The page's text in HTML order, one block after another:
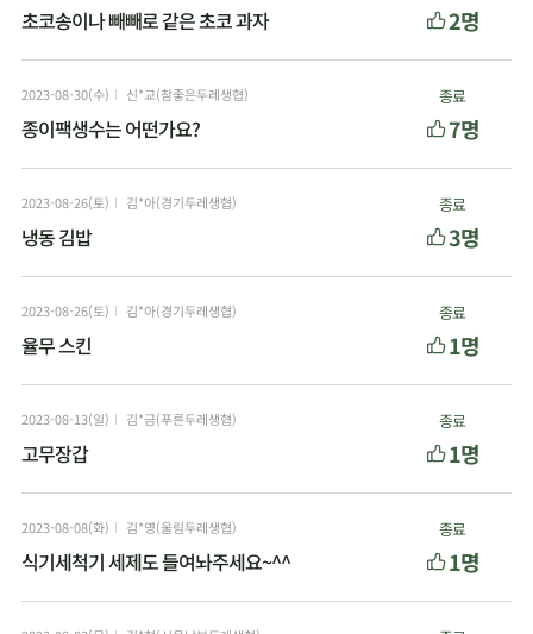
초코송이나 빼빼로 같은 초코 과자 2명
2023-08-30(수) 신*교(참좋은두레생협)
종이팩생수는 어떤가요?
종료
7명
2023-08-26(토) 김*아(경기두레생협)
냉동 김밥
종료
3명
2023-08-26(토) 김*아(경기두레생협)
율무 스킨
종료
1명
2023-08-13(일) 김*금(푸른두레생협)
고무장갑
종료
1명
2023-08-08(화) 김*영(울림두레생협)
식기세척기 세제도 들여놔주세요~^^
종료
1명